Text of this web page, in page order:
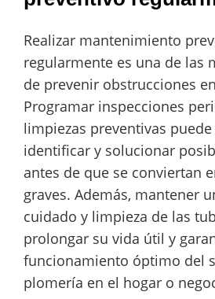
Realizar mantenimiento
regularmente es una de las
de prevenir obstrucciones
Programar inspecciones
limpiezas preventivas
identificar y solucionar
antes de que se conviertan
graves. Además, mantener
cuidado y limpieza de las
prolongar su vida útil y
funcionamiento óptimo del
plomería en el hogar o